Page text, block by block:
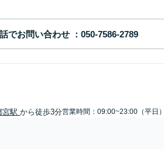
でお問い合わせ
宮駅 から徒歩3分営業時間：09:00~23:00（平日）